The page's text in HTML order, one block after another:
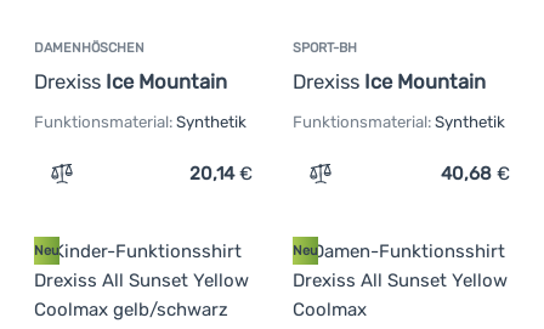
DAMENHÖSCHEN
Drexiss Ice Mountain
Funktionsmaterial: Synthetik
Zum Vergleich 'Damenhöschen Drexiss Ice Mountain'
20,14€
SPORT-BH
Drexiss Ice Mountain
Funktionsmaterial: Synthetik
Zum Vergleich 'Sport-BH
40,68 €
Neu Neu